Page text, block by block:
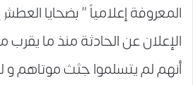
المعروفة إعلامياً ” بضحايا العطش
أنهم لم يتسلموا جثث موتاهم